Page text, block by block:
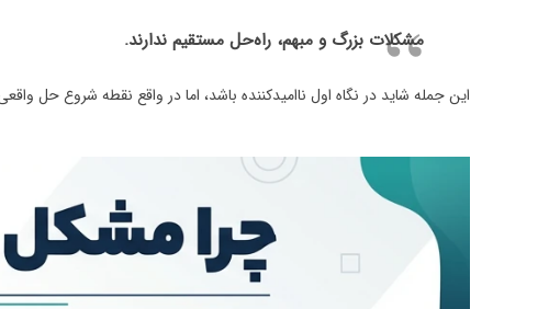
مشکلات بزرگ و مبهم، راه‌حل مستقیم ندارند.
این جمله شاید در نگاه اول ناامیدکننده باشد، اما در واقع نقطه شروع حل